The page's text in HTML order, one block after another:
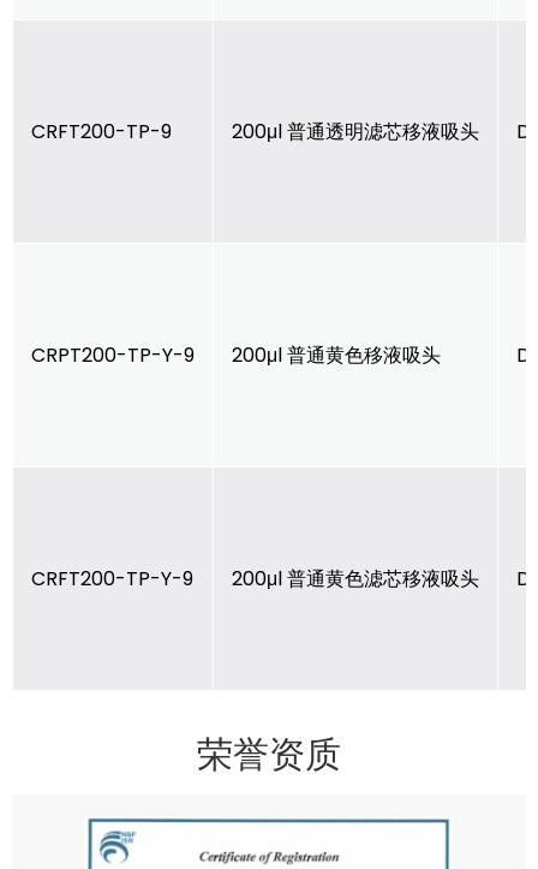
CRFT200-TP-9 200μl 普通透明滤芯移液吸头
CRPT200-TP-Y-9 200μl 普通黄色移液吸头
CRFT200-TP-Y-9 200μl 普通黄色滤芯移液吸头
荣誉资质